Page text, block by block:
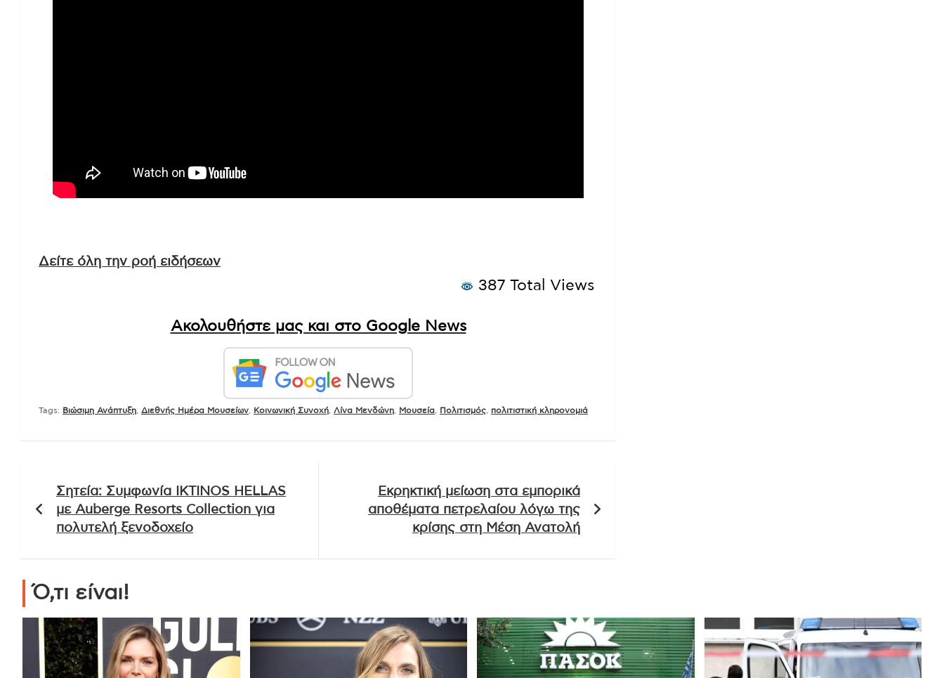
Δείτε όλη την ροή ειδήσεων
387 Total Views
Ακολουθήστε μας και στο Google News
Tags: Βιώσιμη Ανάπτυξη Διεθνής Ημέρα Μουσείων Κοινωνική Συνοχή Λίνα Μενδώνη Μουσεία Πολιτισμός πολιτιστική κληρονομιά
άρθρων
Σητεία: Συμφωνία IKTINOS HELLAS
με Auberge Resorts Collection για
πολυτελή ξενοδοχείο
Εκρηκτική μείωση στα εμπορικά
αποθέματα πετρελαίου λόγω της
κρίσης στη Μέση Ανατολή
Ό,τι είναι!